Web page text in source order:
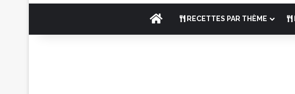
ACCUEILRECETTES PAR THÈME